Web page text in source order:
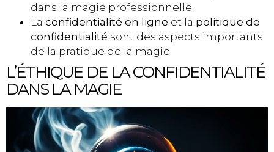
dans la magie professionnelle
La confidentialité en ligne et la politique de
confidentialité sont des aspects importants
de la pratique de la magie
L’ÉTHIQUE DE LA CONFIDENTIALITÉ
DANS LA MAGIE